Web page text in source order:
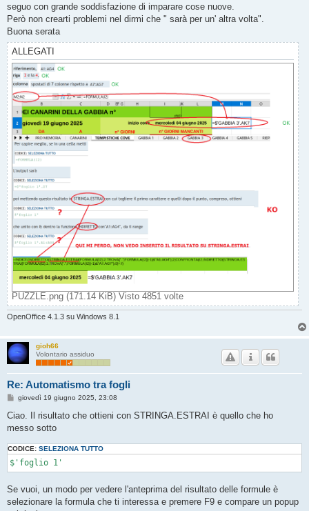
seguo con grande soddisfazione di imparare cose nuove.
Però non crearti problemi nel dirmi che " sarà per un' altra volta".
Buona serata
ALLEGATI
PUZZLE.png (171.14 KiB) Visto 4851 volte
OpenOffice 4.1.3 su Windows 8.1
gioh66
Volontario assiduo
Re: Automatismo tra fogli
M
s
a
g
i
o
giovedì 19 giugno 2025, 23:08
Ciao. Il risultato che ottieni con STRINGA.ESTRAI è quello che ho
messo sotto
CODICE: SELEZIONA TUTTO
$'foglio 1'
Se vuoi, un modo per vedere l'anteprima del risultato delle formule è
selezionare la formula che ti interessa e premere F9 e compare un popup